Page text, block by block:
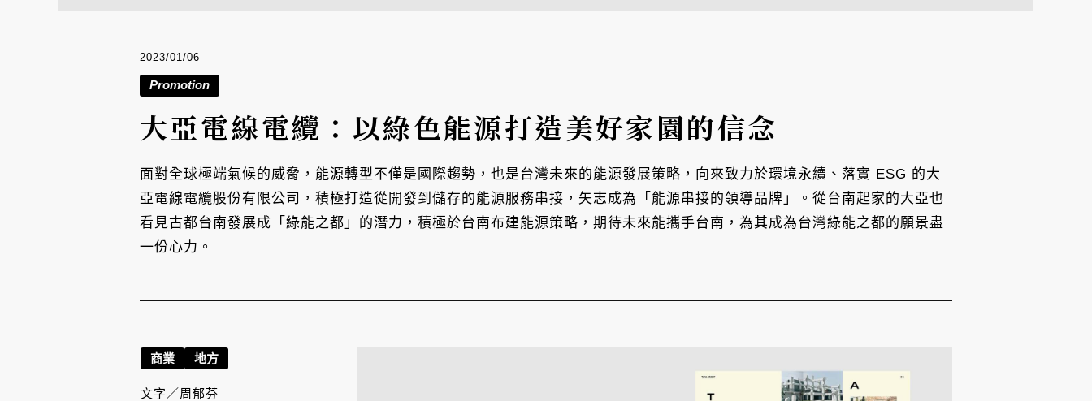
2023/01/06
Promotion
大亞電線電纜：以綠色能源打造美好家園的信念
面對全球極端氣候的威脅，能源轉型不僅是國際趨勢，也是台灣未來的能源發展策略，向來致力於環境永續、落實 ESG 的大
亞電線電纜股份有限公司，積極打造從開發到儲存的能源服務串接，矢志成為「能源串接的領導品牌」。從台南起家的大亞也
看見古都台南發展成「綠能之都」的潛力，積極於台南布建能源策略，期待未來能攜手台南，為其成為台灣綠能之都的願景盡
一份心力。
商業 地方
文字／ 周郁芬